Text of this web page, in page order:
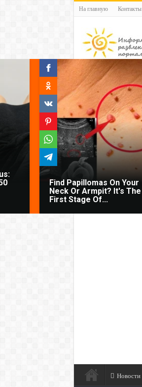
На главную Контакты
Find Papillomas On Your
Neck Or Armpit? It's The
First Stage Of...
Новости